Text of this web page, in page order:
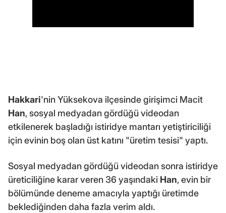
Hakkari'nin Yüksekova ilçesinde girişimci Macit
Han, sosyal medyadan gördüğü videodan
etkilenerek başladığı istiridye mantarı yetiştiriciliği
için evinin boş olan üst katını "üretim tesisi" yaptı.
Sosyal medyadan gördüğü videodan sonra istiridye
üreticiliğine karar veren 36 yaşındaki Han, evin bir
bölümünde deneme amacıyla yaptığı üretimde
beklediğinden daha fazla verim aldı.